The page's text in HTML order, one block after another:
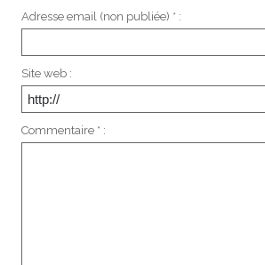
Adresse email (non publiée) * :
Site web :
Commentaire * :